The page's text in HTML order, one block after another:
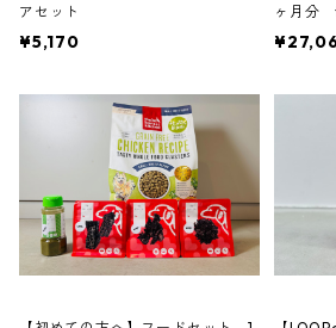
アセット
¥5,170
ヶ月分
ーキー